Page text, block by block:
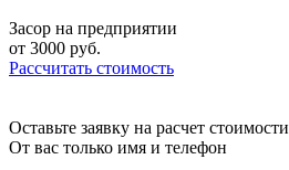
Засор на предприятии
от 3000 руб.
Рассчитать стоимость
Оставьте заявку на расчет стоимости
От вас только имя и телефон